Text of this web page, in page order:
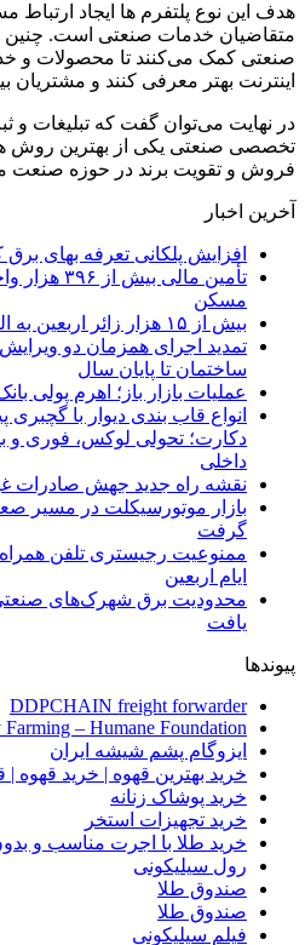
هدف این نوع پلتفرم ها ایجاد
متقاضیان خدمات صنعتی است.
صنعتی کمک می‌کنند تا محصولات و
اینترنت بهتر معرفی کنند و
در نهایت می‌توان گفت که تبلیغات و
تخصصی صنعتی یکی از بهترین روش ها
فروش و تقویت برند در حوزه
آخرین اخبار
افزایش پلکانی تعرفه بهای
تأمین مالی
مسکن
بیش از ۱۵ هزار زائر اربعین به البرز بازگشتند
ساختمان تا پایان سال
عملیات بازار باز؛ اهرم پولی
انواع قاب بندی دیوار با
دکارت؛ تحولی لوکس، فوری و
داخلی
نقشه راه جدید جهش صادرات
بازار موتورسیکلت در مسیر
گرفت
ممنوعیت رجیستری تلفن
ایام اربعین
محدودیت برق شهرک‌های
یافت
پیوندها
DDPCHAIN freight forwarder
Farming – Humane Foundation
ایزوگام پشم شیشه ایران
خرید بهترین قهوه | خرید قهوه |
خرید پوشاک زنانه
خرید تجهیزات استخر
خرید طلا با اجرت مناسب و
رول سیلیکونی
صندوق طلا
صندوق طلا
فیلم سیلیکونی